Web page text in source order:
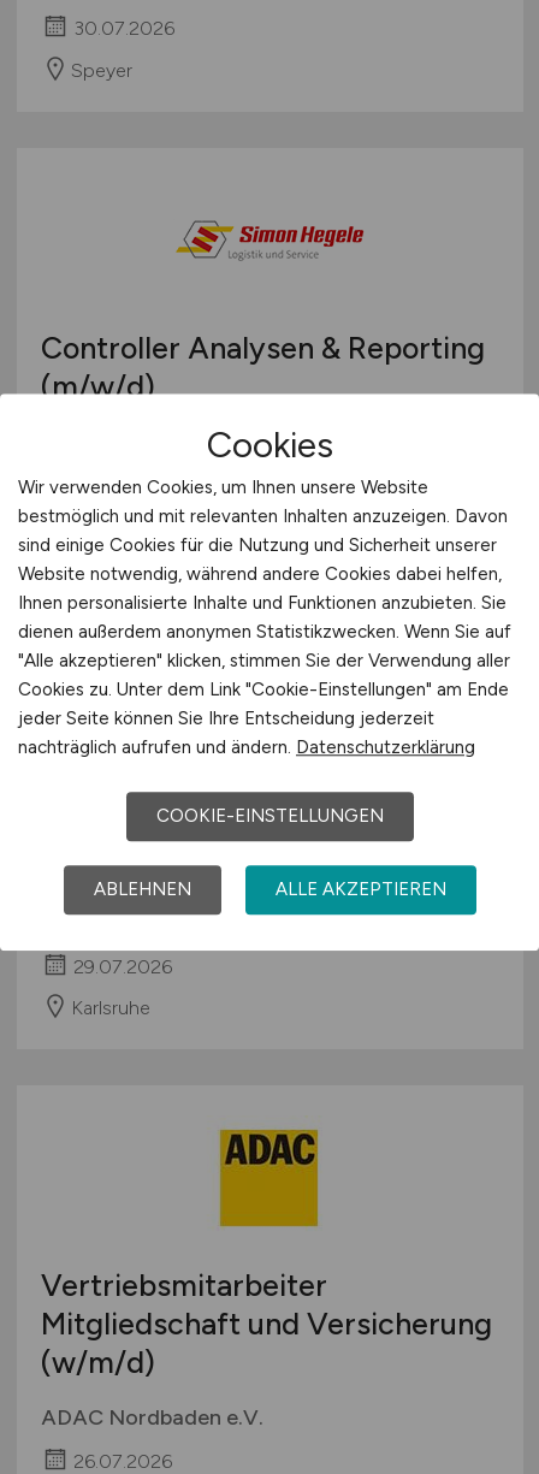
30.07.2026
Speyer
Controller Analysen & Reporting
(m/w/d)
Simon Hegele Gesellschaft für Logistik und
29.07.2026
Karlsruhe
Buchhalter(m/w/d)mit DATEV-
Kenntnissen
FC-Gruppe GmbH
29.07.2026
Karlsruhe
Vertriebsmitarbeiter
Mitgliedschaft und Versicherung
(w/m/d)
ADAC Nordbaden e.V.
26.07.2026
Cookies
Wir verwenden Cookies, um Ihnen unsere Website
bestmöglich und mit relevanten Inhalten anzuzeigen. Davon
sind einige Cookies für die Nutzung und Sicherheit unserer
Website notwendig, während andere Cookies dabei helfen,
Ihnen personalisierte Inhalte und Funktionen anzubieten. Sie
dienen außerdem anonymen Statistikzwecken. Wenn Sie auf
"Alle akzeptieren" klicken, stimmen Sie der Verwendung aller
Cookies zu. Unter dem Link "Cookie-Einstellungen" am Ende
jeder Seite können Sie Ihre Entscheidung jederzeit
nachträglich aufrufen und ändern. Datenschutzerklärung
COOKIE-EINSTELLUNGEN
ABLEHNEN ALLE AKZEPTIEREN